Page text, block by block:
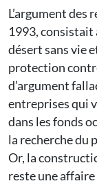
L’argument
1993, consistait
désert sans vie
protection
d’argument
entreprises qui
dans les fonds
la recherche du
Or, la
reste une